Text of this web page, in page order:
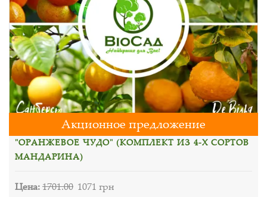
Акционное предложение
"ОРАНЖЕВОЕ ЧУДО" (КОМПЛЕКТ ИЗ 4-Х СОРТОВ
МАНДАРИНА)
Цена:1701.00 1071 грн